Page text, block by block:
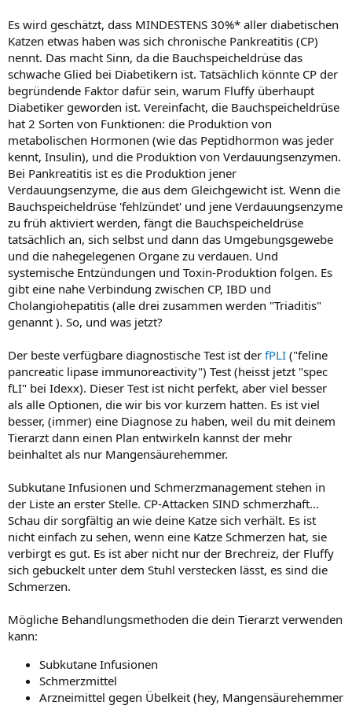
Es wird geschätzt, dass MINDESTENS 30%* aller diabetischen
Katzen etwas haben was sich chronische Pankreatitis (CP)
nennt. Das macht Sinn, da die Bauchspeicheldrüse das
schwache Glied bei Diabetikern ist. Tatsächlich könnte CP der
begründende Faktor dafür sein, warum Fluffy überhaupt
Diabetiker geworden ist. Vereinfacht, die Bauchspeicheldrüse
hat 2 Sorten von Funktionen: die Produktion von
metabolischen Hormonen (wie das Peptidhormon was jeder
kennt, Insulin), und die Produktion von Verdauungsenzymen.
Bei Pankreatitis ist es die Produktion jener
Verdauungsenzyme, die aus dem Gleichgewicht ist. Wenn die
Bauchspeicheldrüse 'fehlzündet' und jene Verdauungsenzyme
zu früh aktiviert werden, fängt die Bauchspeicheldrüse
tatsächlich an, sich selbst und dann das Umgebungsgewebe
und die nahegelegenen Organe zu verdauen. Und
systemische Entzündungen und Toxin-Produktion folgen. Es
gibt eine nahe Verbindung zwischen CP, IBD und
Cholangiohepatitis (alle drei zusammen werden "Triaditis"
genannt ). So, und was jetzt?
Der beste verfügbare diagnostische Test ist der fPLI ("feline
pancreatic lipase immunoreactivity") Test (heisst jetzt "spec
fLI" bei Idexx). Dieser Test ist nicht perfekt, aber viel besser
als alle Optionen, die wir bis vor kurzem hatten. Es ist viel
besser, (immer) eine Diagnose zu haben, weil du mit deinem
Tierarzt dann einen Plan entwirkeln kannst der mehr
beinhaltet als nur Mangensäurehemmer.
Subkutane Infusionen und Schmerzmanagement stehen in
der Liste an erster Stelle. CP-Attacken SIND schmerzhaft...
Schau dir sorgfältig an wie deine Katze sich verhält. Es ist
nicht einfach zu sehen, wenn eine Katze Schmerzen hat, sie
verbirgt es gut. Es ist aber nicht nur der Brechreiz, der Fluffy
sich gebuckelt unter dem Stuhl verstecken lässt, es sind die
Schmerzen.
Mögliche Behandlungsmethoden die dein Tierarzt verwenden
kann:
Subkutane Infusionen
Schmerzmittel
Arzneimittel gegen Übelkeit (hey, Mangensäurehemmer